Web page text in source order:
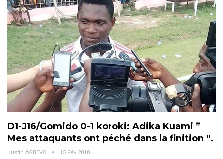
D1-J16/Gomido 0-1 koroki: Adika Kuami ”
Mes attaquants ont péché dans la finition “.
Justin AGBEVO 15 Fév 2018